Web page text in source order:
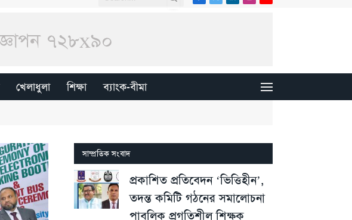
Facebook
X
LinkedInInstagram
YouTube
খেলাধুলা শিক্ষা ব্যাংক-বীমা
সাম্প্রতিক সংবাদ
প্রকাশিত প্রতিবেদন ‘ভিত্তিহীন’,
তদন্ত কমিটি গঠনের সমালোচনা
পাবলিক প্রগতিশীল শিক্ষক